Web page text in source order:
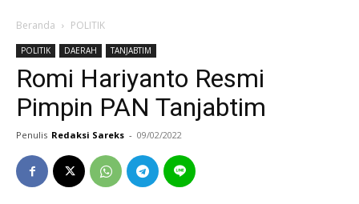
Beranda POLITIK
POLITIK DAERAH TANJABTIM
Romi Hariyanto Resmi
Pimpin PAN Tanjabtim
Penulis Redaksi Sareks - 09/02/2022